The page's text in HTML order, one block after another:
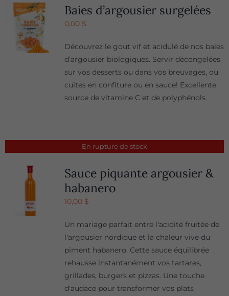
Baies d’argousier surgelées
0,00 $
Découvrez le gout vif et acidulé de nos baies
d’argousier biologiques. Servir décongelées
sur vos desserts ou dans vos breuvages, ou
cuites en confiture ou en sauce! Excellente
source de vitamine C et de polyphénols.
En rupture de stock
Sauce piquante argousier &
habanero
10,00 $
Un mariage parfait entre l'acidité fruitée de
l'argousier nordique et la chaleur vive du
piment habanero. Cette sauce équilibrée
rehausse instantanément vos tartares,
grillades, burgers et pizzas. Une touche
d'audace pour transformer vos plats